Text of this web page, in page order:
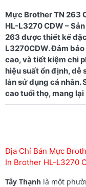
Mực Brother TN 263
HL-L3270 CDW –
263 được thiết kế
L3270CDW. Đảm
cao, và tiết kiệm chi
hiệu suất ổn định, dễ
lẫn sử dụng cá nhân.
Địa Chỉ Bán Mực
In Brother HL-L3270
Tây Thạnh là một